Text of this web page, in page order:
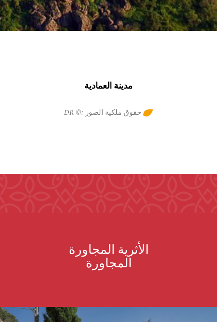
مدينة العمادية
حقوق ملكية الصور :© DR
الأثرية المجاورة
المجاورة